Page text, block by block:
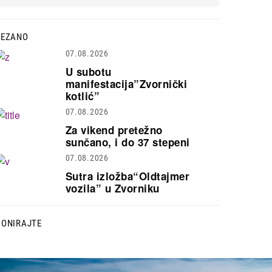
07.08.2026
U subotu
manifestacija”Zvornički
kotlić”
07.08.2026
Za vikend pretežno
sunčano, i do 37 stepeni
07.08.2026
Sutra izložba“Oldtajmer
vozila” u Zvorniku